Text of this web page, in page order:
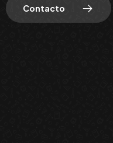
Contacto